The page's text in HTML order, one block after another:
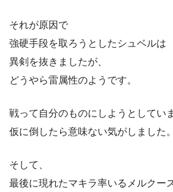
それが原因で
強硬手段を取ろうとしたシュベルは
異剣を抜きましたが、
どうやら雷属性のようです。
戦って自分のものにしようとしてい
仮に倒したら意味ない気がしました。
そして、
最後に現れたマキラ率いるメルクー